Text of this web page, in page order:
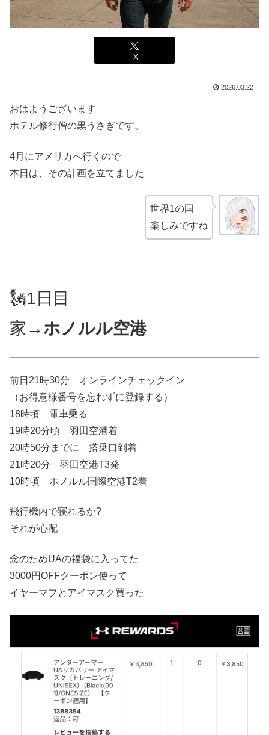
X
2026.03.22
おはようございます
ホテル修行僧の黒うさぎです。
4月にアメリカへ行くので
本日は、その計画を立てました
世界1の国
楽しみですね
🗽1日目
家→ホノルル空港
前日21時30分 オンラインチェックイン
（お得意様番号を忘れずに登録する）
18時頃 電車乗る
19時20分頃 羽田空港着
20時50分までに 搭乗口到着
21時20分 羽田空港T3発
10時頃 ホノルル国際空港T2着
飛行機内で寝れるか?
それが心配
念のためUAの福袋に入ってた
3000円OFFクーポン使って
イヤーマフとアイマスク買った